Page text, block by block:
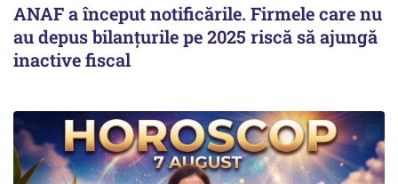
ANAF a început notificările. Firmele care nu
au depus bilanțurile pe 2025 riscă să ajungă
inactive fiscal